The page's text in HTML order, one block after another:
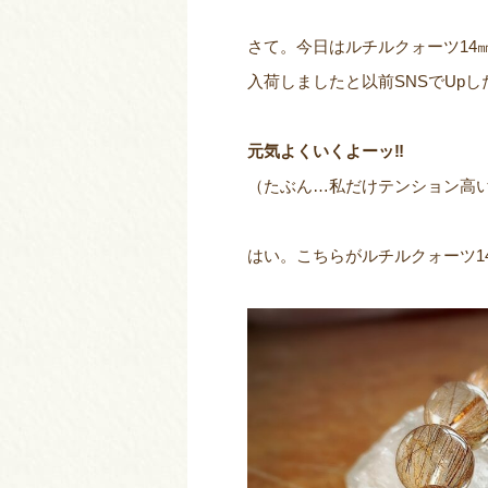
さて。今日はルチルクォーツ14
入荷しましたと以前SNSでUp
元気よくいくよーッ‼
（たぶん…私だけテンション高
はい。こちらがルチルクォーツ